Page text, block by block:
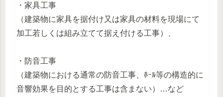
・家具工事
（建築物に家具を据付け又は家具の材料を現場にて
加工若しくは組み立てて据え付ける工事）、
・防音工事
（建築物における通常の防音工事、ﾎｰﾙ等の構造的に
音響効果を目的とする工事は含まない）…など